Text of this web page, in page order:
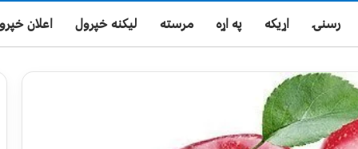
رسنۍ اړیکه په اړه مرسته لیکنه خپرول اعلان